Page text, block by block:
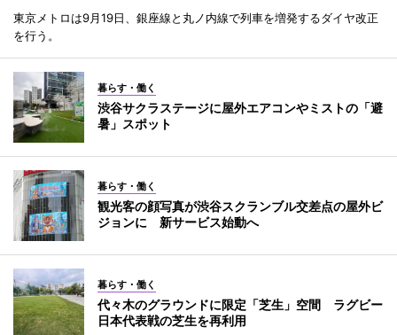
東京メトロは9月19日、銀座線と丸ノ内線で列車を増発するダイヤ改正
を行う。
暮らす・働く
渋谷サクラステージに屋外エアコンやミストの「避
暑」スポット
暮らす・働く
観光客の顔写真が渋谷スクランブル交差点の屋外ビ
ジョンに 新サービス始動へ
暮らす・働く
代々木のグラウンドに限定「芝生」空間 ラグビー
日本代表戦の芝生を再利用